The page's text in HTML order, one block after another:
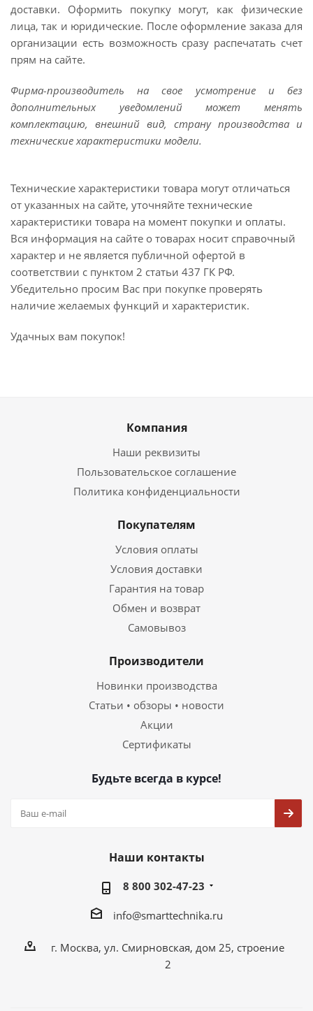
доставки. Оформить покупку могут, как физические
лица, так и юридические. После оформление заказа для
организации есть возможность сразу распечатать счет
прям на сайте.
Фирма-производитель на свое усмотрение и без
дополнительных уведомлений может менять
комплектацию, внешний вид, страну производства и
технические характеристики модели.
Технические характеристики товара могут отличаться
от указанных на сайте, уточняйте технические
характеристики товара на момент покупки и оплаты.
Вся информация на сайте о товарах носит справочный
характер и не является публичной офертой в
соответствии с пунктом 2 статьи 437 ГК РФ.
Убедительно просим Вас при покупке проверять
наличие желаемых функций и характеристик.
Удачных вам покупок!
Компания
Наши реквизиты
Пользовательское соглашение
Политика конфиденциальности
Покупателям
Условия оплаты
Условия доставки
Гарантия на товар
Обмен и возврат
Самовывоз
Производители
Новинки производства
Статьи • обзоры • новости
Акции
Сертификаты
Будьте всегда в курсе!
Наши контакты
8 800 302-47-23
info@smarttechnika.ru
г. Москва, ул. Смирновская, дом 25, строение
2